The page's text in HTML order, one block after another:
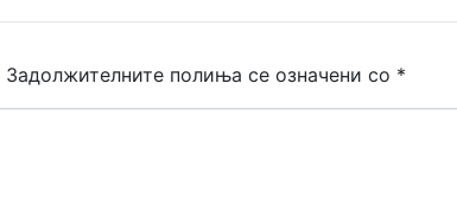
Задолжителните полиња се означени со *